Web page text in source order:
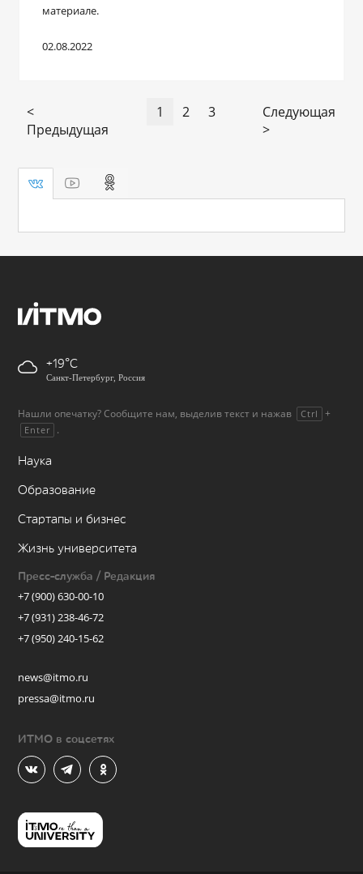
материале.
02.08.2022
<
Предыдущая
1 2 3
Следующая
>
+19
Санкт-Петербург, Россия
Нашли опечатку? Сообщите нам, выделив текст и нажав Ctrl +
Enter .
Наука
Образование
Стартапы и бизнес
Жизнь университета
Пресс-служба / Редакция
+7 (900) 630-00-10
+7 (931) 238-46-72
+7 (950) 240-15-62
news@itmo.ru
pressa@itmo.ru
ИТМО в соцсетях